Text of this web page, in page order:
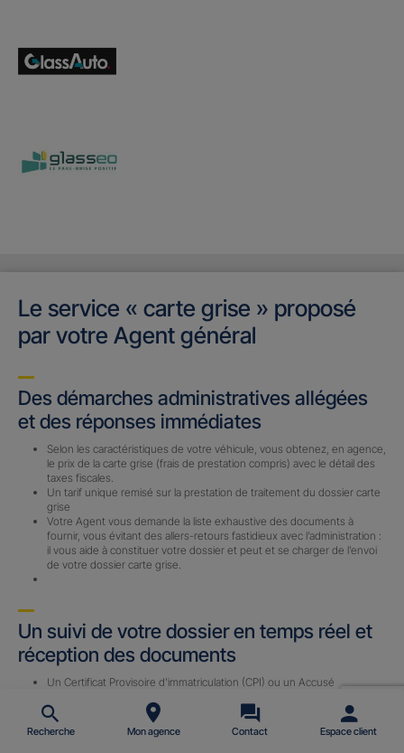
Le service « carte grise » proposé
par votre Agent général
Des démarches administratives allégées
et des réponses immédiates
Selon les caractéristiques de votre véhicule, vous obtenez, en agence,
le prix de la carte grise (frais de prestation compris) avec le détail des
taxes fiscales.
Un tarif unique remisé sur la prestation de traitement du dossier carte
grise
Votre Agent vous demande la liste exhaustive des documents à
fournir, vous évitant des allers-retours fastidieux avec l’administration :
il vous aide à constituer votre dossier et peut et se charger de l’envoi
de votre dossier carte grise.
Un suivi de votre dossier en temps réel et
réception des documents
Un Certificat Provisoire d’immatriculation (CPI) ou un Accusé
envoyé par email (sous 24 h) avec le n° d’immatriculation définitif une
fois le dossier complet reçu par notre prestataire.
Recherche Mon agence Contact Espace client